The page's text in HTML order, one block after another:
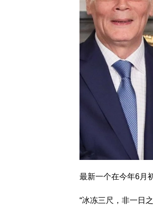
最新一个在今年6月
“冰冻三尺，非一日